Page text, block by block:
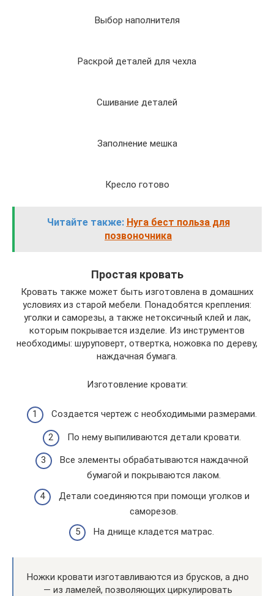
Выбор наполнителя
Раскрой деталей для чехла
Сшивание деталей
Заполнение мешка
Кресло готово
Читайте также: Нуга бест польза для
позвоночника
Простая кровать
Кровать также может быть изготовлена в домашних
условиях из старой мебели. Понадобятся крепления:
уголки и саморезы, а также нетоксичный клей и лак,
которым покрывается изделие. Из инструментов
необходимы: шуруповерт, отвертка, ножовка по дереву,
наждачная бумага.
Изготовление кровати:
Создается чертеж с необходимыми размерами.
По нему выпиливаются детали кровати.
Все элементы обрабатываются наждачной
бумагой и покрываются лаком.
Детали соединяются при помощи уголков и
саморезов.
На днище кладется матрас.
Ножки кровати изготавливаются из брусков, а дно
— из ламелей, позволяющих циркулировать